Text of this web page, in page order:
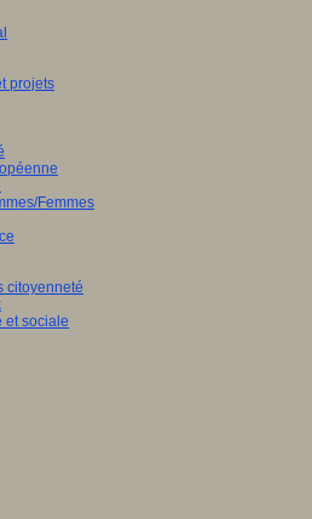
projets
Femmes
citoyenneté
et sociale